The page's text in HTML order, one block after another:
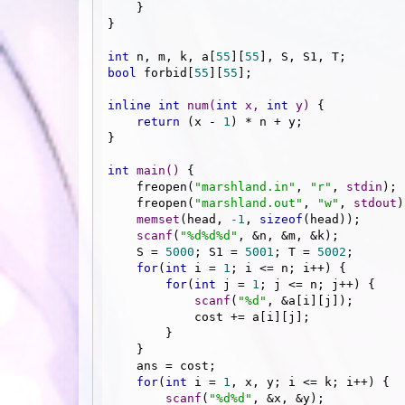
}
int n, m, k, a[ 55 55
bool forbid[ 55 55 ];
inline int num( int x, int y)
{
return (x - 1 ) * n + y;
}
int main ()
{
    freopen(
"marshland.in" , "r" , stdin );
    freopen(
"marshland.out" , "w" , stdout
memset (head, -1 , sizeof (head));
scanf ( "%d%d%d" , &n, &m, &k);
    S =
5000 ; S1 = 5001 ; T = 5002 ;
for( int i = 1 ; i <= n; i++) {
for( int j = 1 ; j <= n; j++) {
scanf ( "%d" , &a[i][j]);
for( int i = 1 , x, y; i <= k; i++) {
scanf ( "%d%d" , &x, &y);